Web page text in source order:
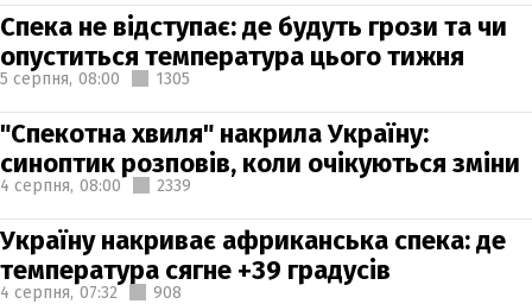
Спека не відступає: де будуть грози та чи
опуститься температура цього тижня
5 серпня, 08:00 1305
"Спекотна хвиля" накрила Україну:
синоптик розповів, коли очікуються зміни
4 серпня, 08:00 2339
Україну накриває африканська спека: де
температура сягне +39 градусів
4 серпня, 07:32 908